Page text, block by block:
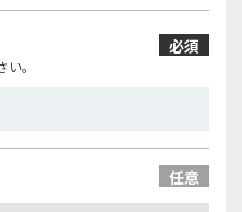
必須
。
任意